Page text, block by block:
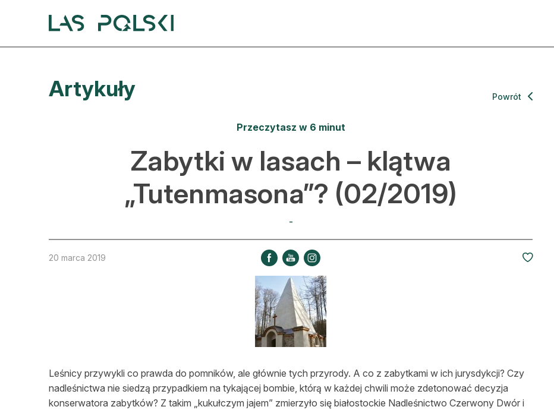
Strefa eksperta
Auto do lasu
Dla drwala
Leśnik na zakupach
Z zagranicy
Edukacja
Lasy prywatne
Zostań
Artykuły Powrót
Przeczytasz w 6 minut
Zabytki w lasach – klątwa
„Tutenmasona”? (02/2019)
-
20 marca 2019
Leśnicy przywykli co prawda do pomników, ale głównie tych przyrody. A co z zabytkami w ich jurysdykcji? Czy
nadleśnictwa nie siedzą przypadkiem na tykającej bombie, którą w każdej chwili może zdetonować decyzja
konserwatora zabytków? Z takim „kukułczym jajem” zmierzyło się białostockie Nadleśnictwo Czerwony Dwór i